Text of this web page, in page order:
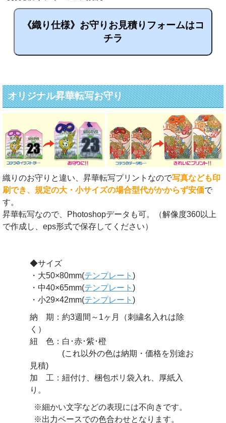
《織り仕様》お守りお見積りフォームはコ
チラ
オリジナル昇華転写お守り
織りのお守りと違い、昇華転写プリントなので写真なども印
刷でき、規定の大・小サイズの場合型代がかからず安価で
す。
昇華転写なので、Photoshopデータも可。（解像度360以上
で作成し、eps形式で保存してください）
◆サイズ
・大50×80mm(テンプレート )
・中40×65mm(テンプレート )
・小29×42mm(テンプレート )
納 期：約3週間～1ヶ月（刺繍名入れは除
く）
紐 色：白･赤･紫･橙
(これ以外の色は納期・価格を別途お
見積)
加 工：紐付け、梱包ポリ袋入れ、厚紙入
り。
※細かい文字などの表現には不向きです。
※出力ベースでの色合わせとなります。